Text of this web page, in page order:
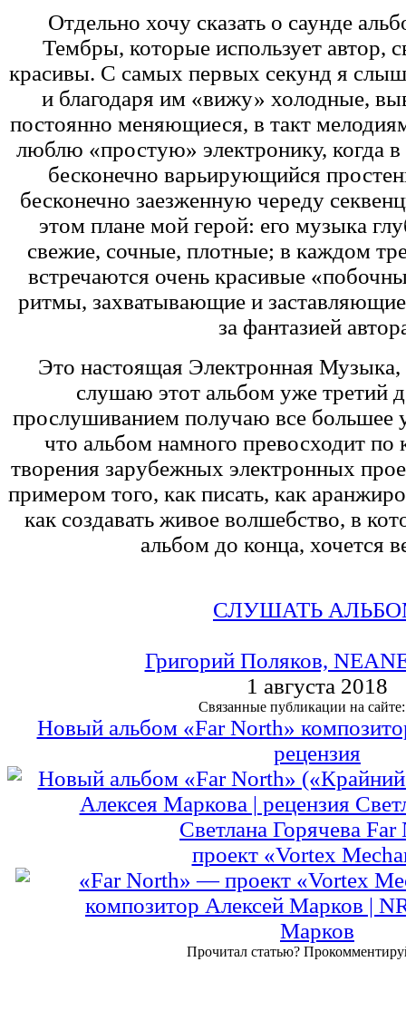
Отдельно хочу сказать о саунде
Тембры, которые использует автор,
красивы. С самых первых секунд я
и благодаря им «вижу» холодные,
постоянно меняющиеся, в такт
люблю «простую» электронику, когда
бесконечно варьирующийся
бесконечно заезженную череду
этом плане мой герой: его музыка
свежие, сочные, плотные; в каждом
встречаются очень красивые
ритмы, захватывающие и заставляющие
за фантазией
Это настоящая Электронная
слушаю этот альбом уже третий
прослушиванием получаю все большее
что альбом намного превосходит по
творения зарубежных электронных
примером того, как писать, как
как создавать живое волшебство, в
альбом до конца, хочется
СЛУШАТЬ
Григорий Поляков,
1 августа 2018
Связанные публикации на сайте:
Новый альбом «Far North»
рецензия
Светлана Горячева Far
проект «Vortex
Марков
Прочитал статью?